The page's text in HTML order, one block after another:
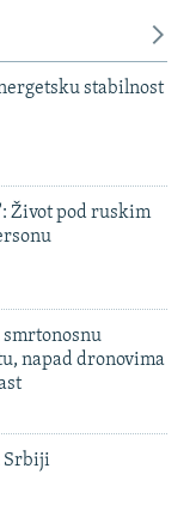
stabilnost
Život pod ruskim
napad dronovima
Srbiji